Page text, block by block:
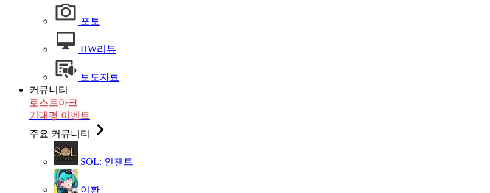
포토
HW리뷰
보도자료
커뮤니티
로스트아크
기대평 이벤트
주요 커뮤니티
SOL: 인챈트
이환